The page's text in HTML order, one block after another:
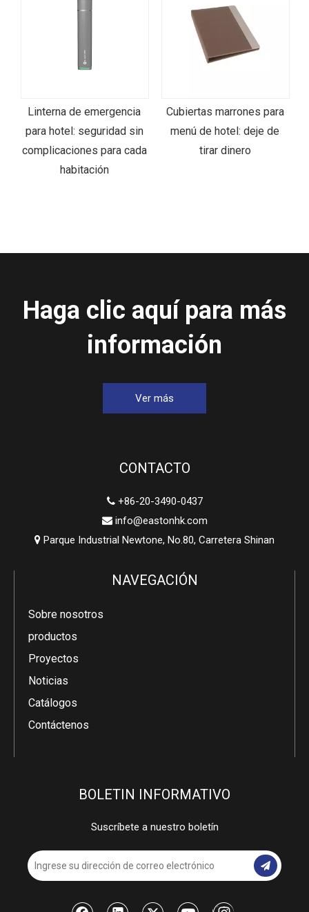
Linterna de emergencia
para hotel: seguridad sin
complicaciones para cada
habitación
Cubiertas marrones para
menú de hotel: deje de
tirar dinero
Haga clic aquí para más
información
Ver más
CONTACTO
+86-20-3490-0437
 info@eastonhk.com
 Parque Industrial Newtone, No.80, Carretera Shinan
NAVEGACIÓN
Sobre nosotros
productos
Proyectos
Noticias
Catálogos
Contáctenos
BOLETIN INFORMATIVO
Suscríbete a nuestro boletín